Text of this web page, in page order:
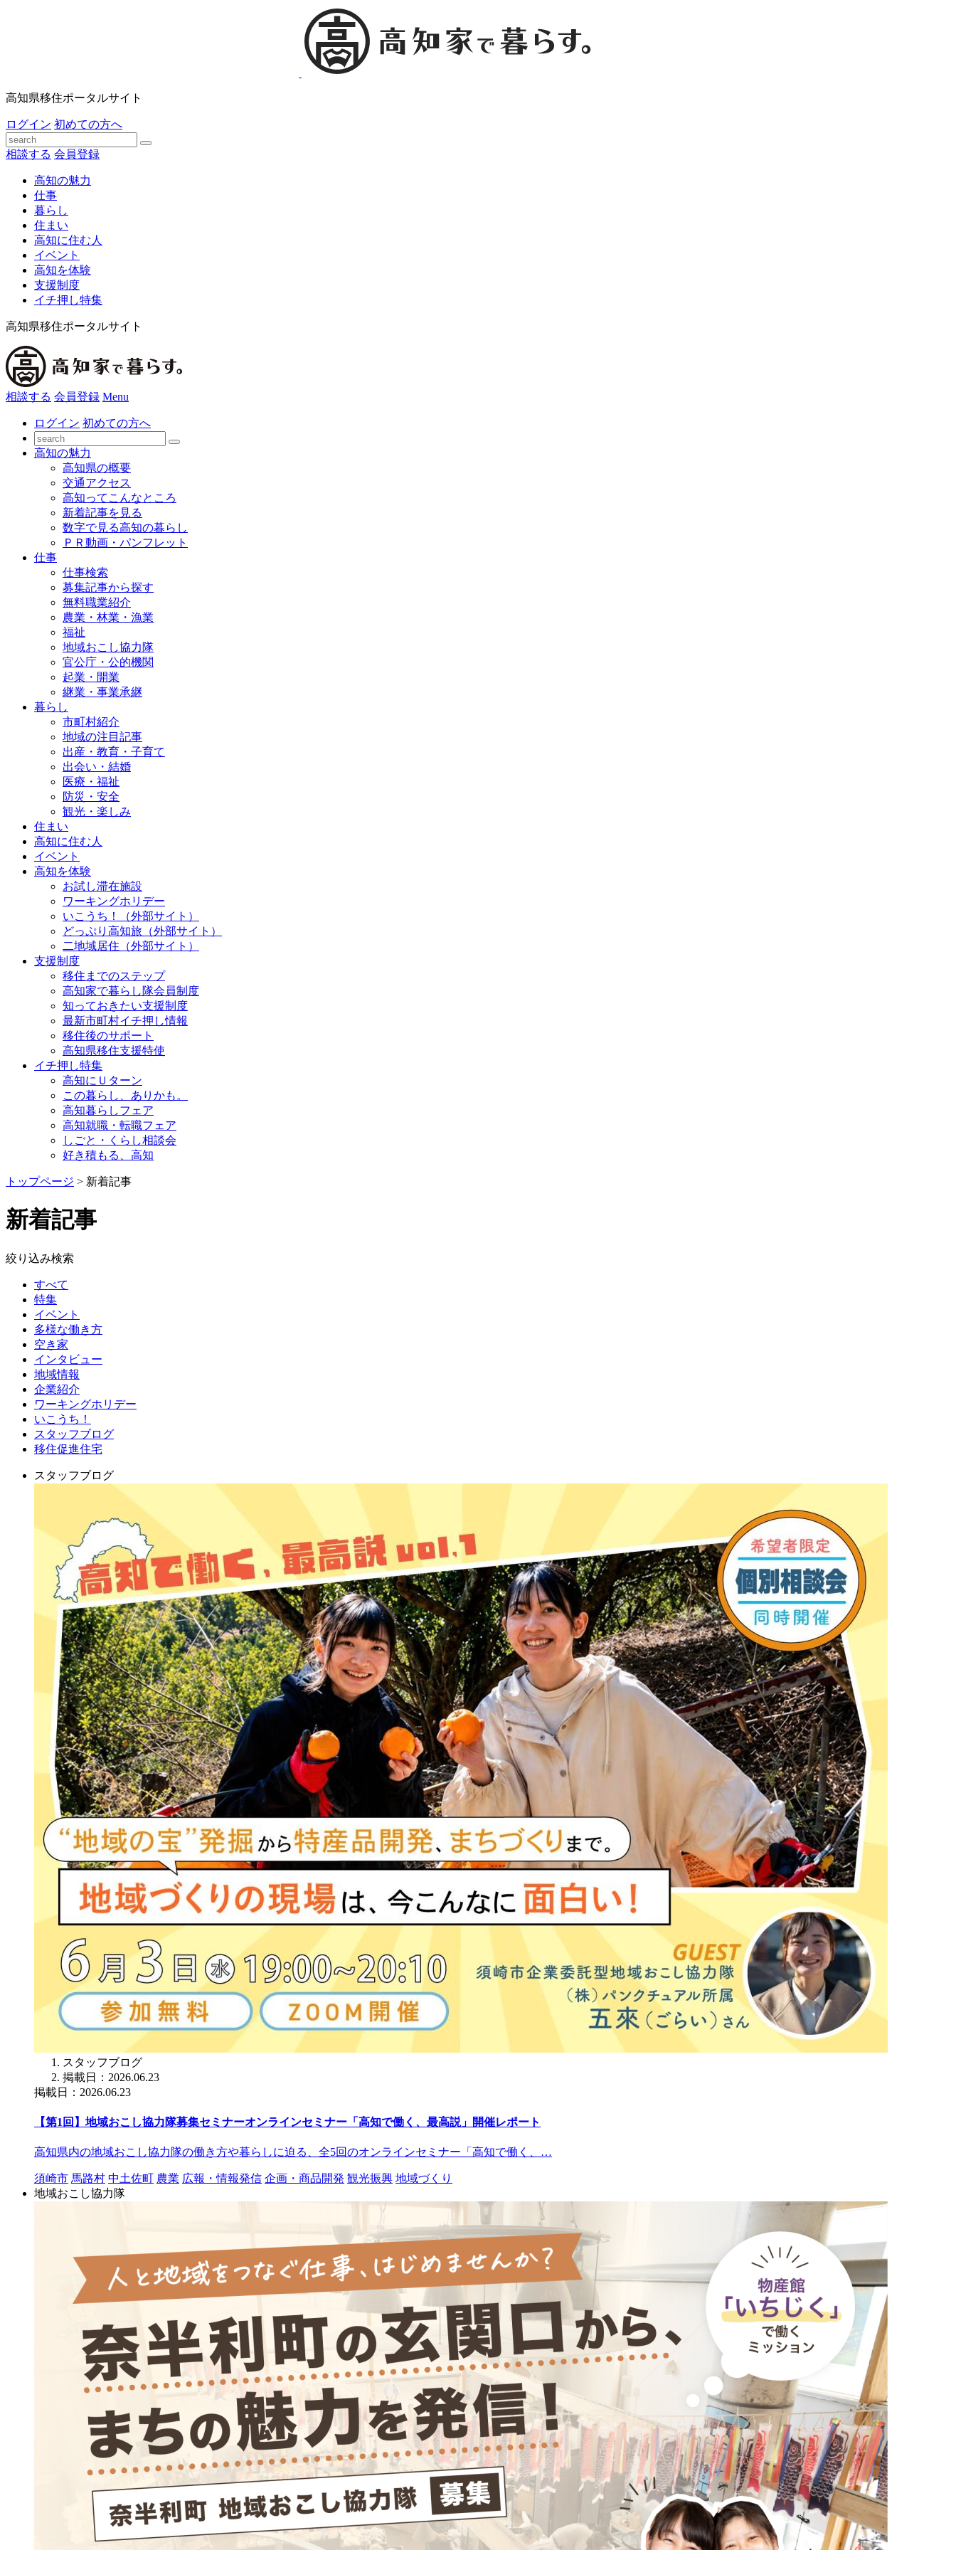
高知県移住ポータルサイト
ログイン 初めての方へ
相談する 会員登録
高知の魅力
仕事
暮らし
住まい
高知に住む人
イベント
高知を体験
支援制度
イチ押し特集
高知県移住ポータルサイト
相談する 会員登録 Menu
ログイン 初めての方へ
高知の魅力
高知県の概要
交通アクセス
高知ってこんなところ
新着記事を見る
数字で見る高知の暮らし
ＰＲ動画・パンフレット
仕事
仕事検索
募集記事から探す
無料職業紹介
農業・林業・漁業
福祉
地域おこし協力隊
官公庁・公的機関
起業・開業
継業・事業承継
暮らし
市町村紹介
地域の注目記事
出産・教育・子育て
出会い・結婚
医療・福祉
防災・安全
観光・楽しみ
住まい
高知に住む人
イベント
高知を体験
お試し滞在施設
ワーキングホリデー
いこうち！（外部サイト）
どっぷり高知旅（外部サイト）
二地域居住（外部サイト）
支援制度
移住までのステップ
高知家で暮らし隊会員制度
知っておきたい支援制度
最新市町村イチ押し情報
移住後のサポート
高知県移住支援特使
イチ押し特集
高知にＵターン
この暮らし、ありかも。
高知暮らしフェア
高知就職・転職フェア
しごと・くらし相談会
好き積もる、高知
トップページ > 新着記事
新着記事
絞り込み検索
すべて
特集
イベント
多様な働き方
空き家
インタビュー
地域情報
企業紹介
ワーキングホリデー
いこうち！
スタッフブログ
移住促進住宅
スタッフブログ
スタッフブログ
掲載日：2026.06.23
掲載日：2026.06.23
【第1回】地域おこし協力隊募集セミナーオンラインセミナー「高知で働く、最高説」開催レポート
高知県内の地域おこし協力隊の働き方や暮らしに迫る、全5回のオンラインセミナー「高知で働く、…
須崎市 馬路村 中土佐町 農業 広報・情報発信 企画・商品開発 観光振興 地域づくり
地域おこし協力隊